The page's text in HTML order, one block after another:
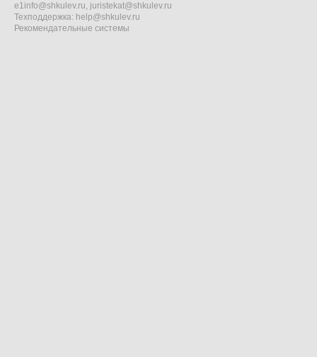
e1info@shkulev.ru, juristekat@shkulev.ru
Техподдержка: help@shkulev.ru
Рекомендательные системы